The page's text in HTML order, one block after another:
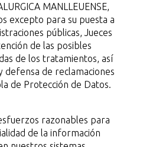
MANLLEUENSE,
excepto para su puesta a
públicas, Jueces
de las posibles
de los tratamientos, así
defensa de reclamaciones
de Protección de Datos.
razonables para
de la información